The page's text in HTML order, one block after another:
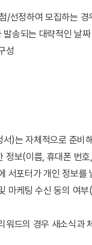
/선정하여 모집하는
발송되는 대략적인 날짜
성
)는 자체적으로 준비
정보(이름, 휴대폰 번
서포터가 개인 정보를
마케팅 수신 동의 여
워드의 경우 새소식과